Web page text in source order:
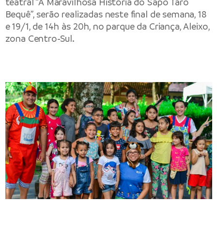
Bequê”, serão realizadas neste final de semana, 18
e 19/1, de 14h às 20h, no parque da Criança, Aleixo,
zona Centro-Sul.